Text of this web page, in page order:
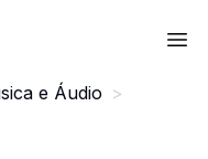
e Áudio >